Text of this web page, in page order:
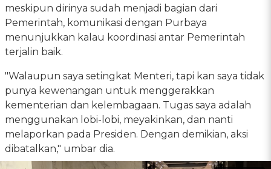
meskipun dirinya sudah menjadi bagian dari
Pemerintah, komunikasi dengan Purbaya
menunjukkan kalau koordinasi antar Pemerintah
terjalin baik.
"Walaupun saya setingkat Menteri, tapi kan saya tidak
punya kewenangan untuk menggerakkan
kementerian dan kelembagaan. Tugas saya adalah
menggunakan lobi-lobi, meyakinkan, dan nanti
melaporkan pada Presiden. Dengan demikian, aksi
dibatalkan," umbar dia.